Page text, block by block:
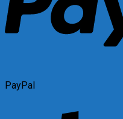
PayPal